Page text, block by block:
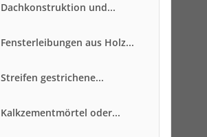
Dachkonstruktion und...
Fensterleibungen aus Holz...
Streifen gestrichene...
Kalkzementmörtel oder...